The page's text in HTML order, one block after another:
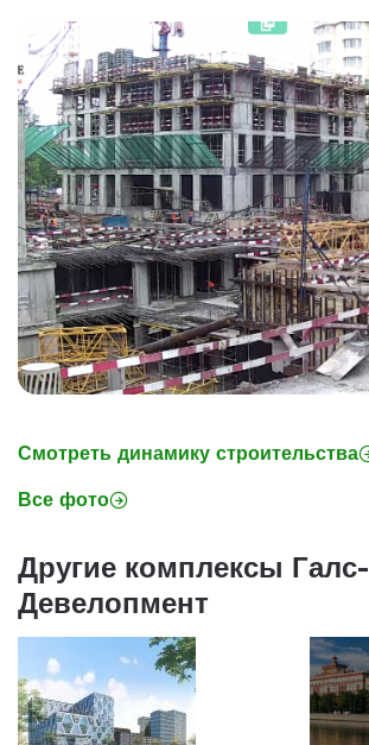
Смотреть динамику строительства
Все фото
Другие комплексы Галс-
Девелопмент